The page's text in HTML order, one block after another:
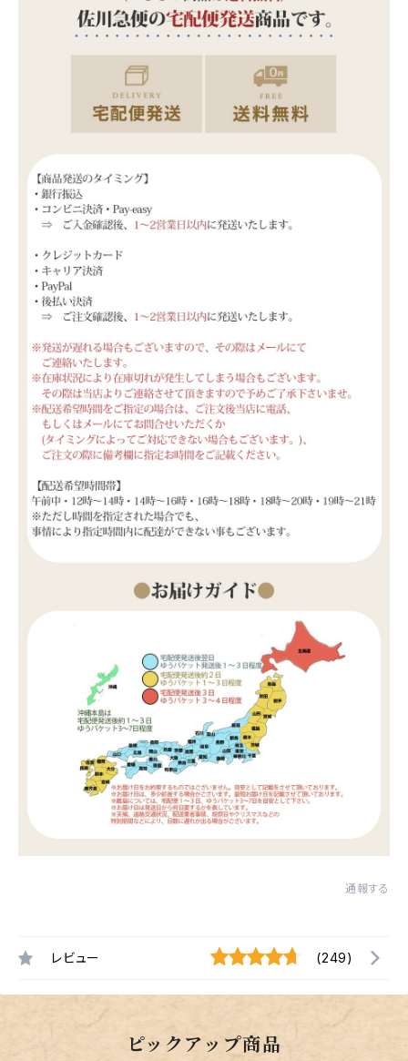
通報する
レビュー (249)
ピックアップ商品